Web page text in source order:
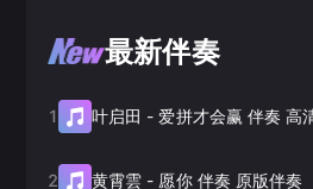
最新伴奏
1 叶启田 -爱拼才会赢 伴奏 高
2 黄霄雲 - 愿你 伴奏 原版伴奏